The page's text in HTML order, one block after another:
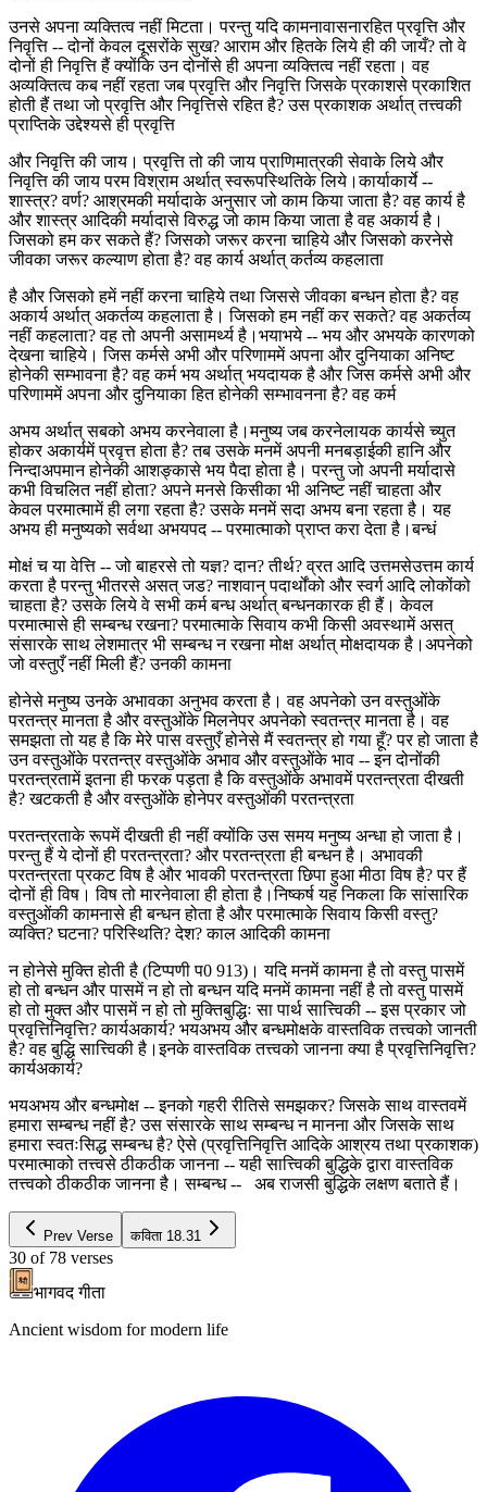
उनसे अपना व्यक्तित्व नहीं मिटता। परन्तु यदि कामनावासनारहित प्रवृत्ति और
निवृत्ति -- दोनों केवल दूसरोंके सुख? आराम और हितके लिये ही की जायँ? तो वे
दोनों ही निवृत्ति हैं क्योंकि उन दोनोंसे ही अपना व्यक्तित्व नहीं रहता। वह
अव्यक्तित्व कब नहीं रहता जब प्रवृत्ति और निवृत्ति जिसके प्रकाशसे प्रकाशित
होती हैं तथा जो प्रवृत्ति और निवृत्तिसे रहित है? उस प्रकाशक अर्थात् तत्त्वकी
प्राप्तिके उद्देश्यसे ही प्रवृत्ति
और निवृत्ति की जाय। प्रवृत्ति तो की जाय प्राणिमात्रकी सेवाके लिये और
निवृत्ति की जाय परम विश्राम अर्थात् स्वरूपस्थितिके लिये।कार्याकार्ये --
शास्त्र? वर्ण? आश्रमकी मर्यादाके अनुसार जो काम किया जाता है? वह कार्य है
और शास्त्र आदिकी मर्यादासे विरुद्ध जो काम किया जाता है वह अकार्य है।
जिसको हम कर सकते हैं? जिसको जरूर करना चाहिये और जिसको करनेसे
जीवका जरूर कल्याण होता है? वह कार्य अर्थात् कर्तव्य कहलाता
है और जिसको हमें नहीं करना चाहिये तथा जिससे जीवका बन्धन होता है? वह
अकार्य अर्थात् अकर्तव्य कहलाता है। जिसको हम नहीं कर सकते? वह अकर्तव्य
नहीं कहलाता? वह तो अपनी असामर्थ्य है।भयाभये -- भय और अभयके कारणको
देखना चाहिये। जिस कर्मसे अभी और परिणाममें अपना और दुनियाका अनिष्ट
होनेकी सम्भावना है? वह कर्म भय अर्थात् भयदायक है और जिस कर्मसे अभी और
परिणाममें अपना और दुनियाका हित होनेकी सम्भावनना है? वह कर्म
अभय अर्थात् सबको अभय करनेवाला है।मनुष्य जब करनेलायक कार्यसे च्युत
होकर अकार्यमें प्रवृत्त होता है? तब उसके मनमें अपनी मनबड़ाईकी हानि और
निन्दाअपमान होनेकी आशङ्कासे भय पैदा होता है। परन्तु जो अपनी मर्यादासे
कभी विचलित नहीं होता? अपने मनसे किसीका भी अनिष्ट नहीं चाहता और
केवल परमात्मामें ही लगा रहता है? उसके मनमें सदा अभय बना रहता है। यह
अभय ही मनुष्यको सर्वथा अभयपद -- परमात्माको प्राप्त करा देता है।बन्धं
मोक्षं च या वेत्ति -- जो बाहरसे तो यज्ञ? दान? तीर्थ? व्रत आदि उत्तमसेउत्तम कार्य
करता है परन्तु भीतरसे असत् जड? नाशवान् पदार्थोंको और स्वर्ग आदि लोकोंको
चाहता है? उसके लिये वे सभी कर्म बन्ध अर्थात् बन्धनकारक ही हैं। केवल
परमात्मासे ही सम्बन्ध रखना? परमात्माके सिवाय कभी किसी अवस्थामें असत्
संसारके साथ लेशमात्र भी सम्बन्ध न रखना मोक्ष अर्थात् मोक्षदायक है।अपनेको
जो वस्तुएँ नहीं मिली हैं? उनकी कामना
होनेसे मनुष्य उनके अभावका अनुभव करता है। वह अपनेको उन वस्तुओंके
परतन्त्र मानता है और वस्तुओंके मिलनेपर अपनेको स्वतन्त्र मानता है। वह
समझता तो यह है कि मेरे पास वस्तुएँ होनेसे मैं स्वतन्त्र हो गया हूँ? पर हो जाता है
उन वस्तुओंके परतन्त्र वस्तुओंके अभाव और वस्तुओंके भाव -- इन दोनोंकी
परतन्त्रतामें इतना ही फरक पड़ता है कि वस्तुओंके अभावमें परतन्त्रता दीखती
है? खटकती है और वस्तुओंके होनेपर वस्तुओंकी परतन्त्रता
परतन्त्रताके रूपमें दीखती ही नहीं क्योंकि उस समय मनुष्य अन्धा हो जाता है।
परन्तु हैं ये दोनों ही परतन्त्रता? और परतन्त्रता ही बन्धन है। अभावकी
परतन्त्रता प्रकट विष है और भावकी परतन्त्रता छिपा हुआ मीठा विष है? पर हैं
दोनों ही विष। विष तो मारनेवाला ही होता है।निष्कर्ष यह निकला कि सांसारिक
वस्तुओंकी कामनासे ही बन्धन होता है और परमात्माके सिवाय किसी वस्तु?
व्यक्ति? घटना? परिस्थिति? देश? काल आदिकी कामना
न होनेसे मुक्ति होती है (टिप्पणी प0 913)। यदि मनमें कामना है तो वस्तु पासमें
हो तो बन्धन और पासमें न हो तो बन्धन यदि मनमें कामना नहीं है तो वस्तु पासमें
हो तो मुक्त और पासमें न हो तो मुक्तिबुद्धिः सा पार्थ सात्त्विकी -- इस प्रकार जो
प्रवृत्तिनिवृत्ति? कार्यअकार्य? भयअभय और बन्धमोक्षके वास्तविक तत्त्वको जानती
है? वह बुद्धि सात्त्विकी है।इनके वास्तविक तत्त्वको जानना क्या है प्रवृत्तिनिवृत्ति?
कार्यअकार्य?
भयअभय और बन्धमोक्ष -- इनको गहरी रीतिसे समझकर? जिसके साथ वास्तवमें
हमारा सम्बन्ध नहीं है? उस संसारके साथ सम्बन्ध न मानना और जिसके साथ
हमारा स्वतःसिद्ध सम्बन्ध है? ऐसे (प्रवृत्तिनिवृत्ति आदिके आश्रय तथा प्रकाशक)
परमात्माको तत्त्वसे ठीकठीक जानना -- यही सात्त्विकी बुद्धिके द्वारा वास्तविक
तत्त्वको ठीकठीक जानना है। सम्बन्ध -- अब राजसी बुद्धिके लक्षण बताते हैं।
Prev Verse कविता 18.31
30 of 78 verses
भागवद गीता
Ancient wisdom for modern life